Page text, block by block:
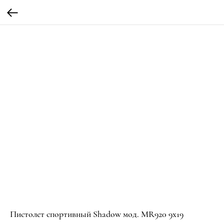
Пистолет спортивный Shadow мод. MR920 9х19